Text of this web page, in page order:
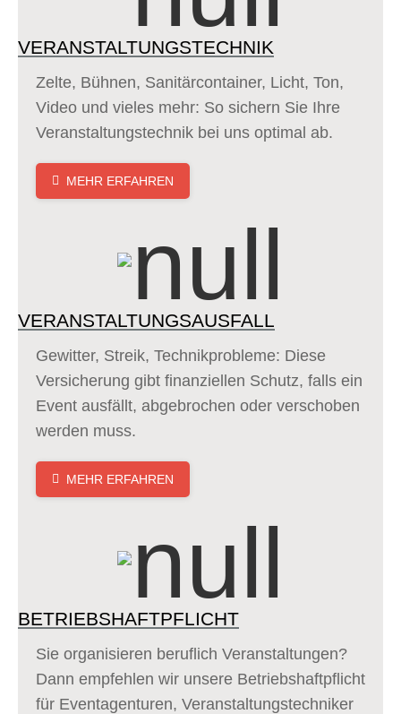
VERANSTALTUNGSTECHNIK
Zelte, Bühnen, Sanitärcontainer, Licht, Ton,
Video und vieles mehr: So sichern Sie Ihre
Veranstaltungstechnik bei uns optimal ab.
MEHR ERFAHREN
VERANSTALTUNGSAUSFALL
Gewitter, Streik, Technikprobleme: Diese
Versicherung gibt finanziellen Schutz, falls ein
Event ausfällt, abgebrochen oder verschoben
werden muss.
MEHR ERFAHREN
BETRIEBSHAFTPFLICHT
Sie organisieren beruflich Veranstaltungen?
Dann empfehlen wir unsere Betriebshaftpflicht
für Eventagenturen, Veranstaltungstechniker